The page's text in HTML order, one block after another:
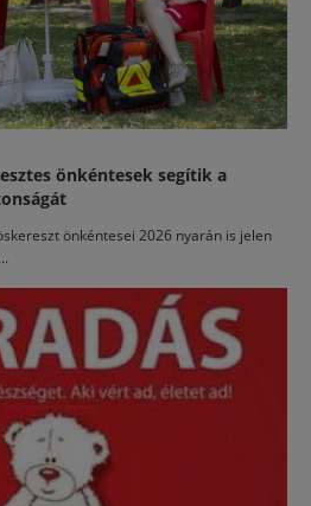
önkéntesek segítik a
önkéntesei 2026 nyarán is jelen